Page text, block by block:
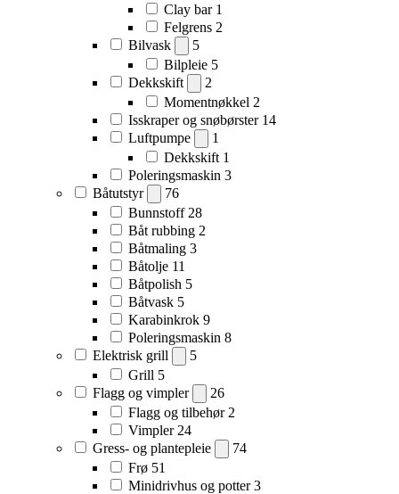
Clay bar 1
Felgrens 2
Bilvask
5
Bilpleie 5
Dekkskift
2
Momentnøkkel 2
Isskraper og snøbørster 14
Luftpumpe
1
Dekkskift 1
Poleringsmaskin 3
Båtutstyr
76
Bunnstoff 28
Båt rubbing 2
Båtmaling 3
Båtolje 11
Båtpolish 5
Båtvask 5
Karabinkrok 9
Poleringsmaskin 8
Elektrisk grill
5
Grill 5
Flagg og vimpler
26
Flagg og tilbehør 2
Vimpler 24
Gress- og plantepleie
74
Frø 51
Minidrivhus og potter 3